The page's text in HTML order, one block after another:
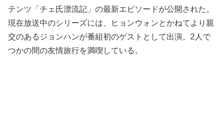
テンツ「チェ氏漂流記」の最新エピソードが公開された。
現在放送中のシリーズには、ヒョンウォンとかねてより親
交のあるジョンハンが番組初のゲストとして出演。2人で
つかの間の友情旅行を満喫している。